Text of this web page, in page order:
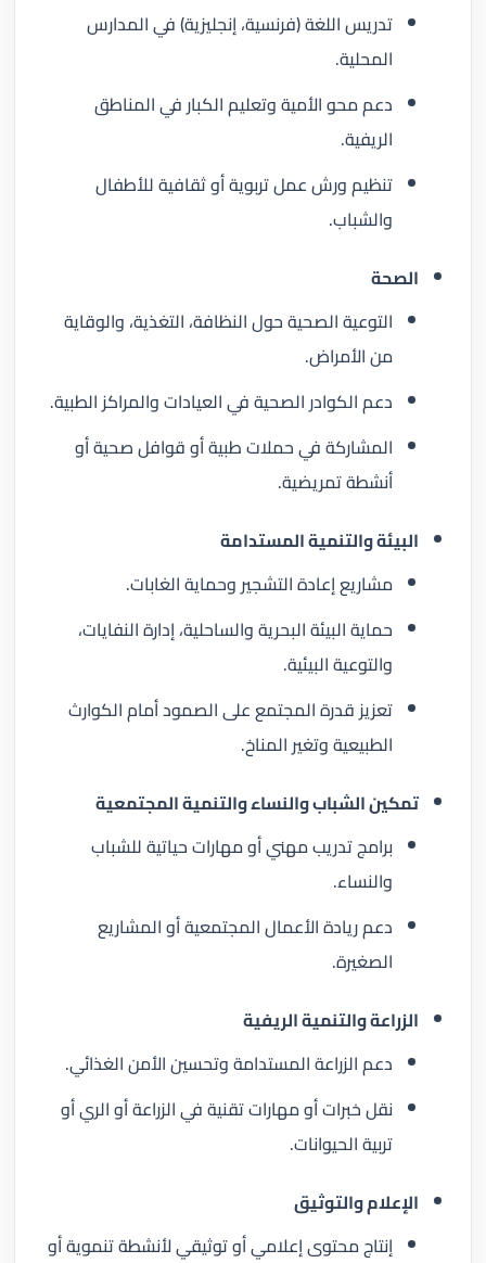
تدريس اللغة (فرنسية، إنجليزية) في المدارس
المحلية.
دعم محو الأمية وتعليم الكبار في المناطق
الريفية.
تنظيم ورش عمل تربوية أو ثقافية للأطفال
والشباب.
الصحة
التوعية الصحية حول النظافة، التغذية، والوقاية
من الأمراض.
دعم الكوادر الصحية في العيادات والمراكز الطبية.
المشاركة في حملات طبية أو قوافل صحية أو
أنشطة تمريضية.
البيئة والتنمية المستدامة
مشاريع إعادة التشجير وحماية الغابات.
حماية البيئة البحرية والساحلية، إدارة النفايات،
والتوعية البيئية.
تعزيز قدرة المجتمع على الصمود أمام الكوارث
الطبيعية وتغير المناخ.
تمكين الشباب والنساء والتنمية المجتمعية
برامج تدريب مهني أو مهارات حياتية للشباب
والنساء.
دعم ريادة الأعمال المجتمعية أو المشاريع
الصغيرة.
الزراعة والتنمية الريفية
دعم الزراعة المستدامة وتحسين الأمن الغذائي.
نقل خبرات أو مهارات تقنية في الزراعة أو الري أو
تربية الحيوانات.
الإعلام والتوثيق
إنتاج محتوى إعلامي أو توثيقي لأنشطة تنموية أو